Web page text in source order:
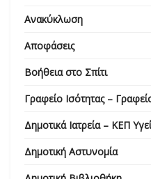
Ανακύκλωση
Αποφάσεις
Βοήθεια στο Σπίτι
Γραφείο Ισότητας –
Δημοτικά Ιατρεία – ΚΕΠ
Δημοτική Αστυνομία